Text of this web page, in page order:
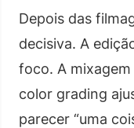
Depois das
decisiva. A
foco. A
color grading
parecer “uma